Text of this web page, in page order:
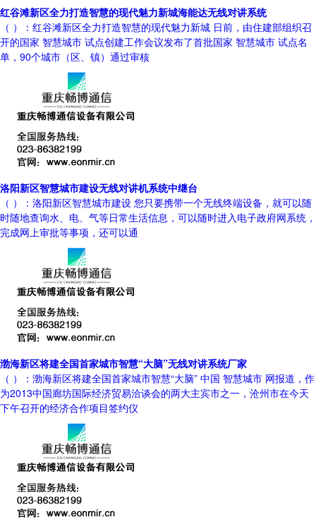
红谷滩新区全力打造智慧的现代魅力新城海能达无线对讲系统
（ ）：红谷滩新区全力打造智慧的现代魅力新城 日前，由住建部组织召
开的国家 智慧城市 试点创建工作会议发布了首批国家 智慧城市 试点名
单，90个城市（区、镇）通过审核
洛阳新区智慧城市建设无线对讲机系统中继台
（ ）：洛阳新区智慧城市建设 您只要携带一个无线终端设备，就可以随
时随地查询水、电、气等日常生活信息，可以随时进入电子政府网系统，
完成网上审批等事项，还可以通
渤海新区将建全国首家城市智慧“大脑”无线对讲系统厂家
（ ）：渤海新区将建全国首家城市智慧“大脑” 中国 智慧城市 网报道，作
为2013中国廊坊国际经济贸易洽谈会的两大主宾市之一，沧州市在今天
下午召开的经济合作项目签约仪